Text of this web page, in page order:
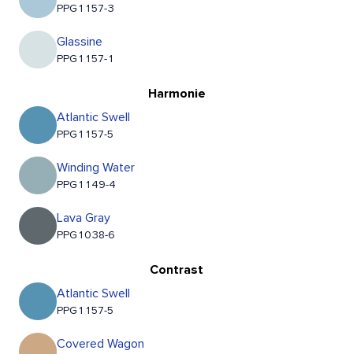
PPG1157-3
Glassine
PPG1157-1
Harmonie
Atlantic Swell
PPG1157-5
Winding Water
PPG1149-4
Lava Gray
PPG1038-6
Contrast
Atlantic Swell
PPG1157-5
Covered Wagon